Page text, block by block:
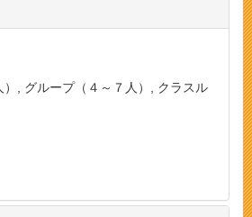
, グループ（４～７人）, クラスル